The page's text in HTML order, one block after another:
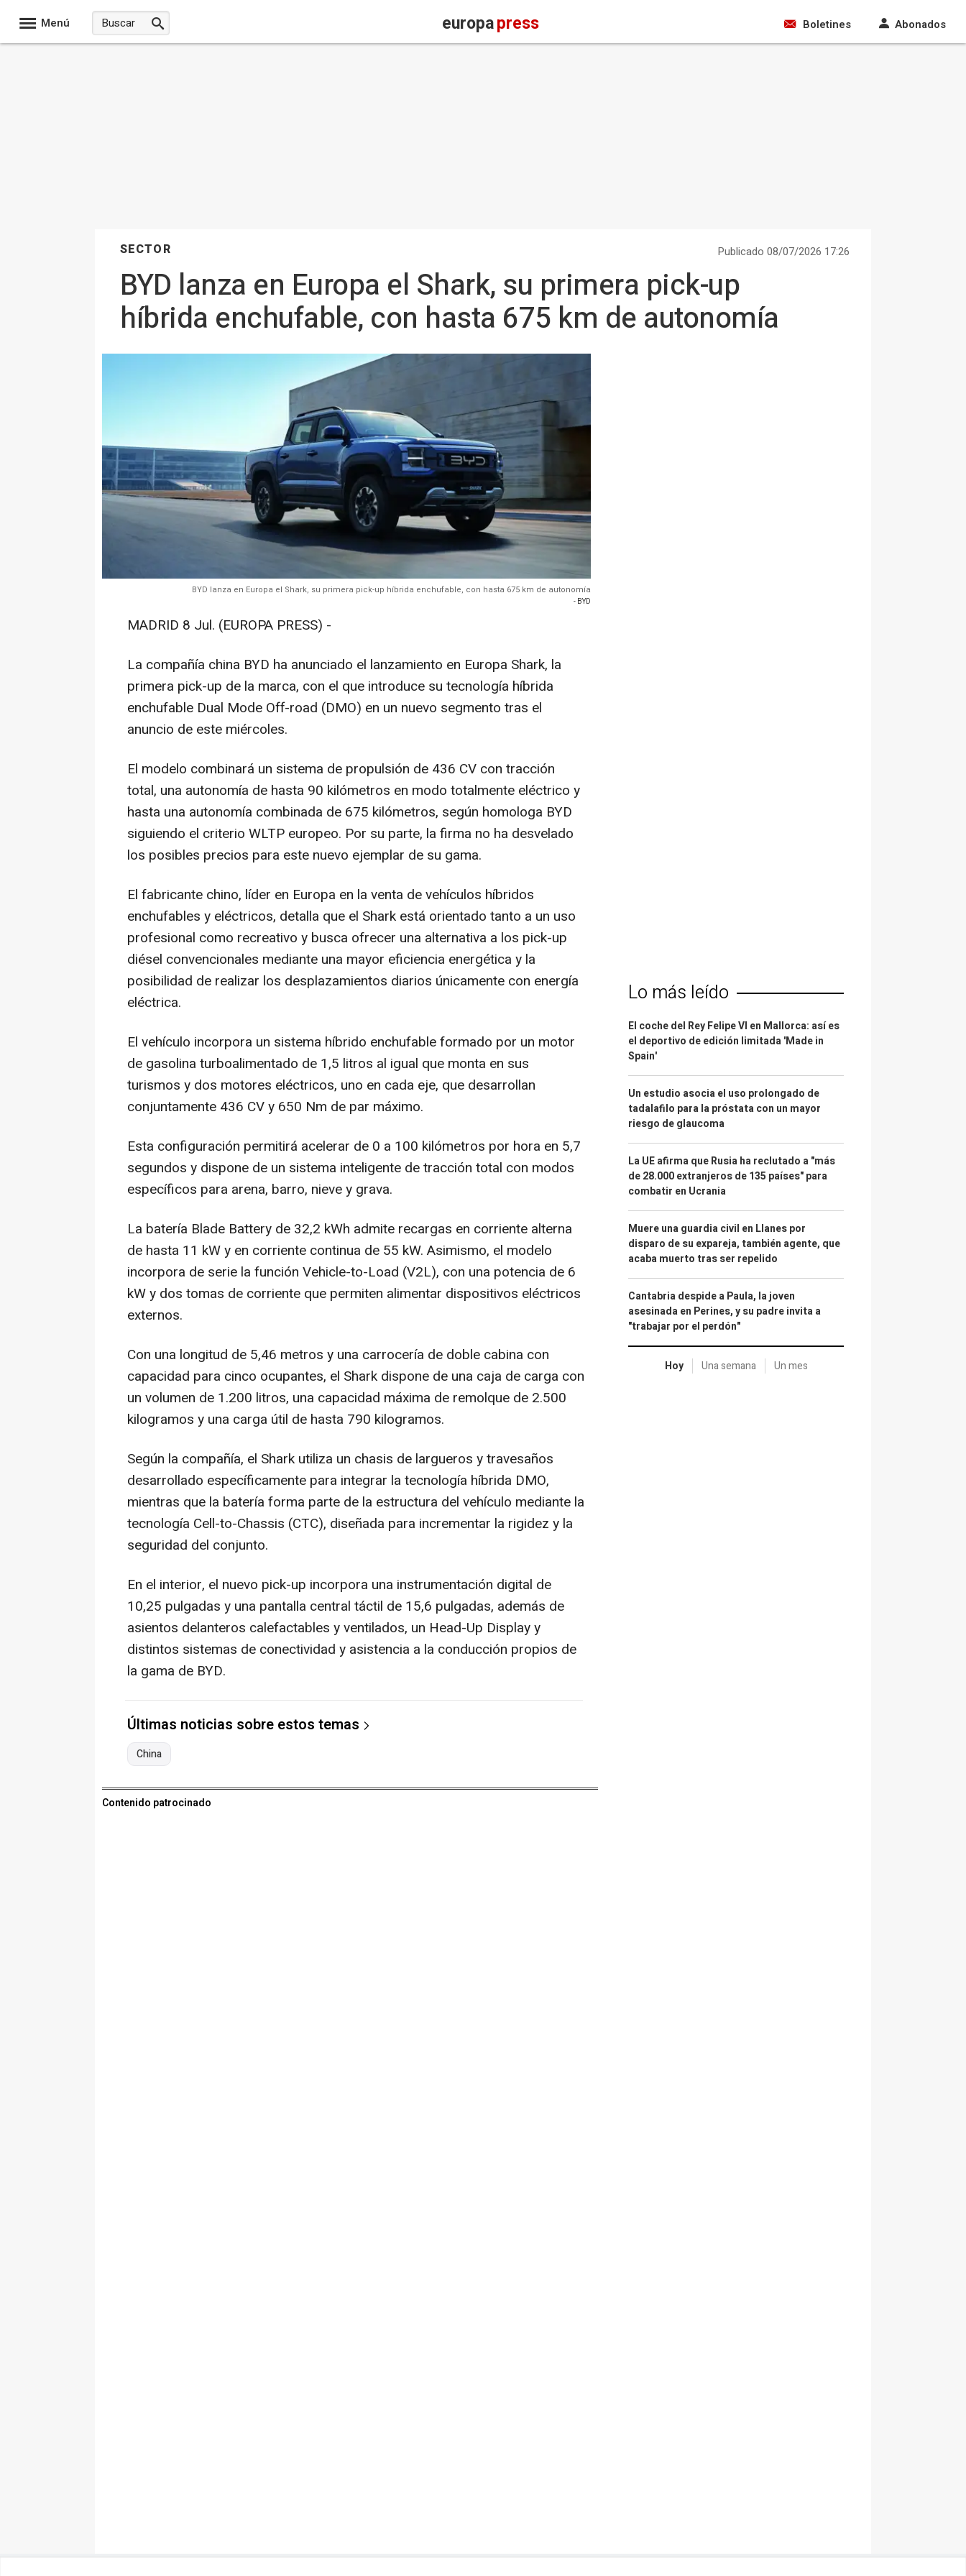
Menú europapress Boletines Abonados
SECTOR Publicado 08/07/2026 17:26
BYD lanza en Europa el Shark, su primera pick-up
híbrida enchufable, con hasta 675 km de autonomía
BYD lanza en Europa el Shark, su primera pick-up híbrida enchufable, con hasta 675 km de autonomía
- BYD
MADRID 8 Jul. (EUROPA PRESS) -
La compañía china BYD ha anunciado el lanzamiento en Europa Shark, la
primera pick-up de la marca, con el que introduce su tecnología híbrida
enchufable Dual Mode Off-road (DMO) en un nuevo segmento tras el
anuncio de este miércoles.
El modelo combinará un sistema de propulsión de 436 CV con tracción
total, una autonomía de hasta 90 kilómetros en modo totalmente eléctrico y
hasta una autonomía combinada de 675 kilómetros, según homologa BYD
siguiendo el criterio WLTP europeo. Por su parte, la firma no ha desvelado
los posibles precios para este nuevo ejemplar de su gama.
El fabricante chino, líder en Europa en la venta de vehículos híbridos
enchufables y eléctricos, detalla que el Shark está orientado tanto a un uso
profesional como recreativo y busca ofrecer una alternativa a los pick-up
diésel convencionales mediante una mayor eficiencia energética y la
posibilidad de realizar los desplazamientos diarios únicamente con energía
eléctrica.
El vehículo incorpora un sistema híbrido enchufable formado por un motor
de gasolina turboalimentado de 1,5 litros al igual que monta en sus
turismos y dos motores eléctricos, uno en cada eje, que desarrollan
conjuntamente 436 CV y 650 Nm de par máximo.
Esta configuración permitirá acelerar de 0 a 100 kilómetros por hora en 5,7
segundos y dispone de un sistema inteligente de tracción total con modos
específicos para arena, barro, nieve y grava.
La batería Blade Battery de 32,2 kWh admite recargas en corriente alterna
de hasta 11 kW y en corriente continua de 55 kW. Asimismo, el modelo
incorpora de serie la función Vehicle-to-Load (V2L), con una potencia de 6
kW y dos tomas de corriente que permiten alimentar dispositivos eléctricos
externos.
Con una longitud de 5,46 metros y una carrocería de doble cabina con
capacidad para cinco ocupantes, el Shark dispone de una caja de carga con
un volumen de 1.200 litros, una capacidad máxima de remolque de 2.500
kilogramos y una carga útil de hasta 790 kilogramos.
Según la compañía, el Shark utiliza un chasis de largueros y travesaños
desarrollado específicamente para integrar la tecnología híbrida DMO,
mientras que la batería forma parte de la estructura del vehículo mediante la
tecnología Cell-to-Chassis (CTC), diseñada para incrementar la rigidez y la
seguridad del conjunto.
En el interior, el nuevo pick-up incorpora una instrumentación digital de
10,25 pulgadas y una pantalla central táctil de 15,6 pulgadas, además de
asientos delanteros calefactables y ventilados, un Head-Up Display y
distintos sistemas de conectividad y asistencia a la conducción propios de
la gama de BYD.
Últimas noticias sobre estos temas
China
Contenido patrocinado
Lo más leído
El coche del Rey Felipe VI en Mallorca: así es
el deportivo de edición limitada 'Made in
Spain'
Un estudio asocia el uso prolongado de
tadalafilo para la próstata con un mayor
riesgo de glaucoma
La UE afirma que Rusia ha reclutado a "más
de 28.000 extranjeros de 135 países" para
combatir en Ucrania
Muere una guardia civil en Llanes por
disparo de su expareja, también agente, que
acaba muerto tras ser repelido
Cantabria despide a Paula, la joven
asesinada en Perines, y su padre invita a
"trabajar por el perdón"
Hoy Una semana Un mes